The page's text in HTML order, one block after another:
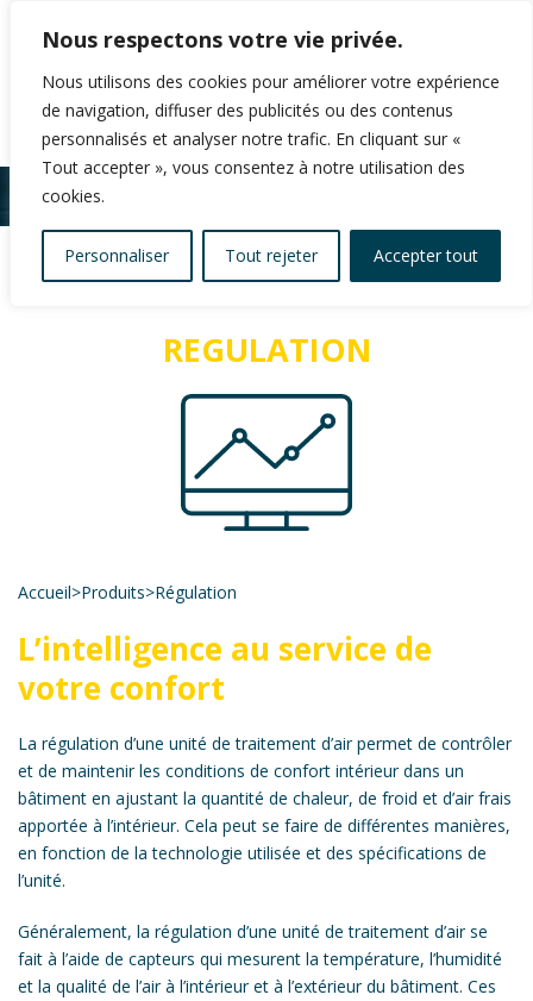
Nous respectons votre vie privée.
Nous utilisons des cookies pour améliorer votre expérience
de navigation, diffuser des publicités ou des contenus
personnalisés et analyser notre trafic. En cliquant sur «
Tout accepter », vous consentez à notre utilisation des
cookies.
Personnaliser Tout rejeter Accepter tout
REGULATION
Accueil>Produits>Régulation
L’intelligence au service de
votre confort
La régulation d’une unité de traitement d’air permet de contrôler
et de maintenir les conditions de confort intérieur dans un
bâtiment en ajustant la quantité de chaleur, de froid et d’air frais
apportée à l’intérieur. Cela peut se faire de différentes manières,
en fonction de la technologie utilisée et des spécifications de
l’unité.
Généralement, la régulation d’une unité de traitement d’air se
fait à l’aide de capteurs qui mesurent la température, l’humidité
et la qualité de l’air à l’intérieur et à l’extérieur du bâtiment. Ces